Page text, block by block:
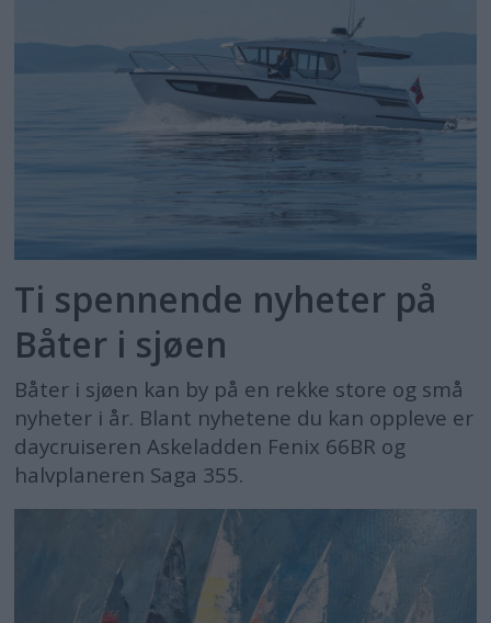
Ti spennende nyheter på
Båter i sjøen
Båter i sjøen kan by på en rekke store og små
nyheter i år. Blant nyhetene du kan oppleve er
daycruiseren Askeladden Fenix 66BR og
halvplaneren Saga 355.